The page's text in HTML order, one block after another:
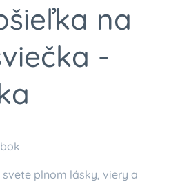
na
-
plnom lásky, viery a